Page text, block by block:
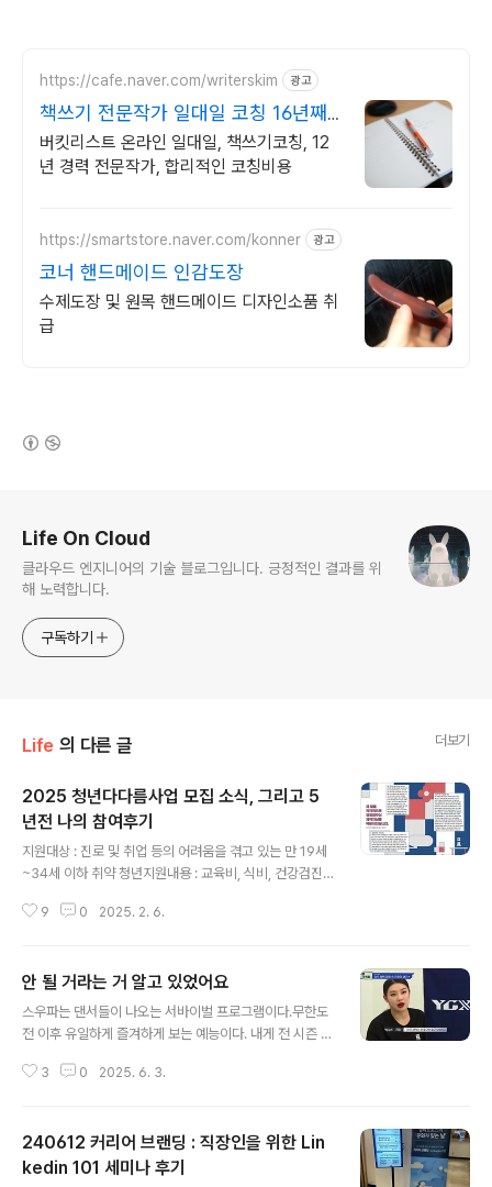
https://cafe.naver.com/writerskim 광고
책쓰기 전문작가 일대일 코칭 16년째
예비작가의 멘토
버킷리스트 온라인 일대일, 책쓰기코칭, 12
년 경력 전문작가, 합리적인 코칭비용
https://smartstore.naver.com/konner 광고
코너 핸드메이드 인감도장
수제도장 및 원목 핸드메이드 디자인소품 취
급
Life On Cloud
클라우드 엔지니어의 기술 블로그입니다. 긍정적인 결과를 위
해 노력합니다.
구독하기
Life 의 다른 글 더보기
2025 청년다다름사업 모집 소식, 그리고 5
년전 나의 참여후기
지원대상 : 진로 및 취업 등의 어려움을 겪고 있는 만 19세
~34세 이하 취약 청년지원내용 : 교육비, 식비, 건강검진
로그 포스팅 : https://blog.naver.com/youthhopefo
Guide.do '청년다다름사업'은 청년재단에서 도움이 필
요한 청년들 대상으로 지원하는 사업입니다.2019년부터
매해 진행하고 있으며, 저는 5년전 취준생일 때 청년다다
했었습니다 :) 일년동안 교육비, 식비, 건강검진, 애로사항
9 0 2025. 2. 6.
안 될 거라는 거 알고 있었어요
스우파는 댄서들이 나오는 서바이벌 프로그램이다.무한도
전 이후 유일하게 즐겨하게 보는 예능이다. 내게 전 시즌 통
시즌1 YGX 리더인 리정이다. 어린 나이에 탄탄한 실력과
과 별개로 마음에 남았던 장면을 블로그에 기록해둔다. 설
명 : 리더 계급 안무 선정을 위해 리더끼리 투표를 진행했
3 0 2025. 6. 3.
240612 커리어 브랜딩 : 직장인을 위한 Lin
kedin 101 세미나 후기